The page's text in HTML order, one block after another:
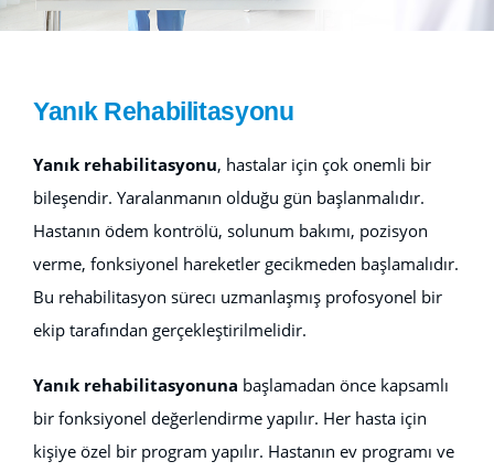
İLETİŞİM
Yanık Rehabilitasyonu
Yanık rehabilitasyonu, hastalar için çok onemli bir
bileşendir. Yaralanmanın olduğu gün başlanmalıdır.
Hastanın ödem kontrölü, solunum bakımı, pozisyon
verme, fonksiyonel hareketler gecikmeden başlamalıdır.
Bu rehabilitasyon sürecı uzmanlaşmış profosyonel bir
ekip tarafından gerçekleştirilmelidir.
Yanık rehabilitasyonuna başlamadan önce kapsamlı
bir fonksiyonel değerlendirme yapılır. Her hasta için
kişiye özel bir program yapılır. Hastanın ev programı ve